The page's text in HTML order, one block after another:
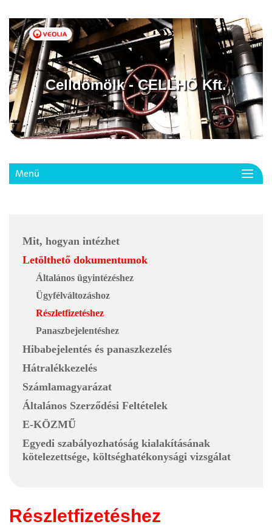
Celldömölk - CELLHŐ Kft.
Menü
Mit, hogyan intézhet
Letölthető dokumentumok
Általános ügyintézéshez
Ügyfélváltozáshoz
Részletfizetéshez
Panaszbejelentéshez
Hibabejelentés és panaszkezelés
Hátralékkezelés
Számlamagyarázat
Általános Szerződési Feltételek
E-KÖZMŰ
Egyedi szabályozhatóság kialakításának
kötelezettsége, költséghatékonysági vizsgálat
Részletfizetéshez